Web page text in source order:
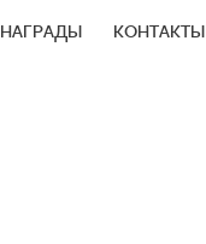
НАГРАДЫ КОНТАКТЫ